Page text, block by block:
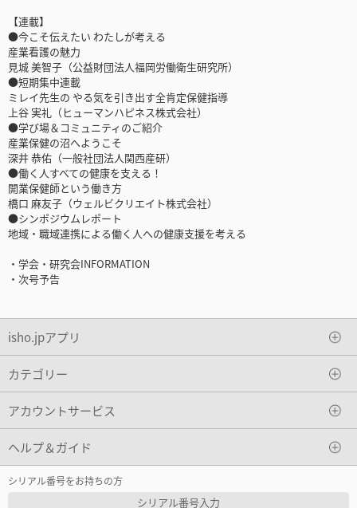
【連載】
●今こそ伝えたい わたしが考える
産業看護の魅力
見城 美智子（公益財団法人福岡労働衛生研究所）
●短期集中連載
ミレイ先生の やる気を引き出す全肯定保健指導
上谷 実礼（ヒューマンハピネス株式会社）
●学び場＆コミュニティのご紹介
産業保健の沼へようこそ
深井 恭佑（一般社団法人関西産研）
●働く人すべての健康を支える！
開業保健師という働き方
橋口 麻友子（ウェルビクリエイト株式会社）
●シンポジウムレポート
地域・職域連携による働く人への健康支援を考える
・学会・研究会INFORMATION
・次号予告
isho.jpアプリ
カテゴリー
アカウントサービス
ヘルプ＆ガイド
シリアル番号をお持ちの方
シリアル番号入力